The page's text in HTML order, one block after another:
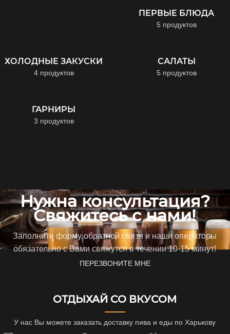
ПЕРВЫЕ БЛЮДА
5 продуктов
ХОЛОДНЫЕ ЗАКУСКИ
4 продуктов
САЛАТЫ
5 продуктов
ГАРНИРЫ
3 продуктов
Нужна консультация?
Свяжитесь с нами!
Заполните форму обратной связи и наши операторы
обязательно с Вами свяжутся в течении 10-15 минут!
ПЕРЕЗВОНИТЕ МНЕ
ОТДЫХАЙ СО ВКУСОМ
У нас Вы можете заказать доставку пива и еды по Харькову